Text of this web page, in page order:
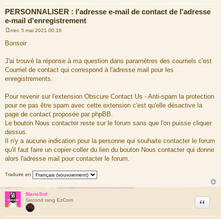
PERSONNALISER : l'adresse e-mail de contact de l'adresse
e-mail d'enregistrement
s
a
g
e
mer. 5 mai 2021 00:16
Bonsoir
J'ai trouvé la réponse à ma question dans paramètres des courriels c'est
Courriel de contact qui correspond à l'adresse mail pour les
enregistrements.
Pour revenir sur l'extension Obscure Contact Us - Anti-spam la protection
pour ne pas être spam avec cette extension c'est qu'elle désactive la
page de contact proposée par phpBB.
Le bouton Nous contacter reste sur le forum sans que l'on puisse cliquer
dessus.
Il n'y a aucune indication pour la personne qui souhaite contacter le forum
qu'il faut faire un copier-coller du lien du bouton Nous contacter qui donne
alors l'adresse mail pour contacter le forum.
Traduire en
MarieSof
Second rang EzCom
Citation